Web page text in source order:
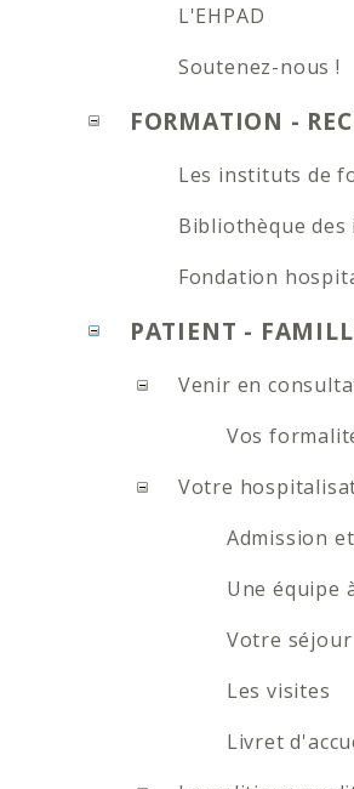
L'EHPAD
Soutenez-nous !
FORMATION -
Les instituts de
Bibliothèque
Fondation
PATIENT -
Venir en
Vos
Votre
Admission
Une équipe
Votre séjour
Les visites
Livret